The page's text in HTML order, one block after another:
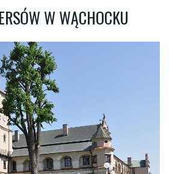
W WĄCHOCKU